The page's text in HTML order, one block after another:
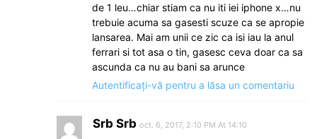
de 1 leu…chiar stiam ca nu iti iei iphone x…nu
trebuie acuma sa gasesti scuze ca se apropie
lansarea. Mai am unii ce zic ca isi iau la anul
ferrari si tot asa o tin, gasesc ceva doar ca sa
ascunda ca nu au bani sa arunce
Autentificați-vă pentru a lăsa un comentariu
Srb Srb oct. 6, 2017, 2:10 PM At 14:10